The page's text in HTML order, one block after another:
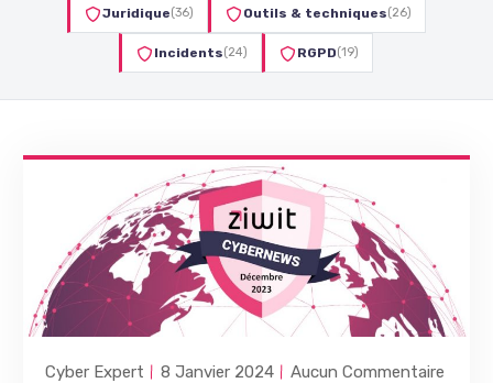
Juridique(36) Outils & techniques(26)
Incidents(24) RGPD(19)
Cyber Expert 8 Janvier 2024 Aucun Commentaire